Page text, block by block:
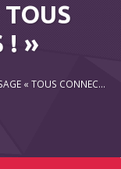
! »
« TOUS CONNECTÉS ! »